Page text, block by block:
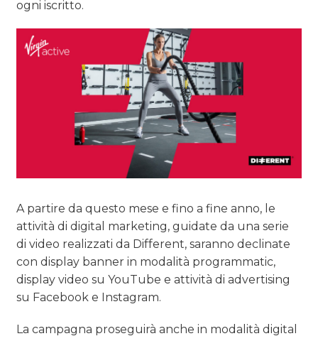
TREND
CASE HISTORY
ogni iscritto.
A partire da questo mese e fino a fine anno, le
attività di digital marketing, guidate da una serie
di video realizzati da Different, saranno declinate
con display banner in modalità programmatic,
display video su YouTube e attività di advertising
su Facebook e Instagram.
La campagna proseguirà anche in modalità digital